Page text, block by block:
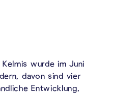
wurde im Juni
davon sind vier
Entwicklung,